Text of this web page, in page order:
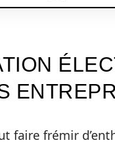
faire frémir